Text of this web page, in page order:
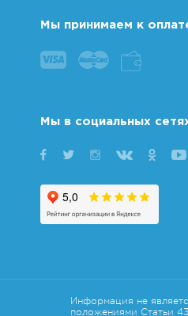
Мы принимаем к
Мы в социальных
Информация не
положениями Статьи